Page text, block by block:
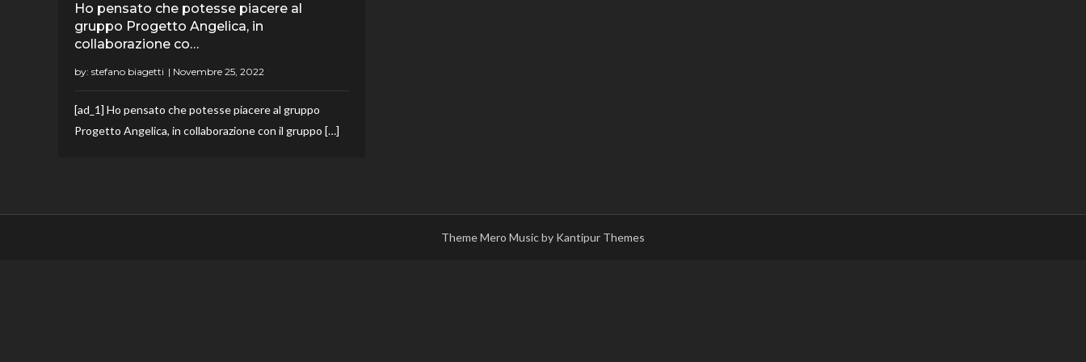
Ho pensato che potesse piacere al
gruppo Progetto Angelica, in
collaborazione co…
by: stefano biagetti
[ad_1] Ho pensato che potesse piacere al gruppo
Progetto Angelica, in collaborazione con il gruppo […]
Theme Mero Music by Kantipur Themes